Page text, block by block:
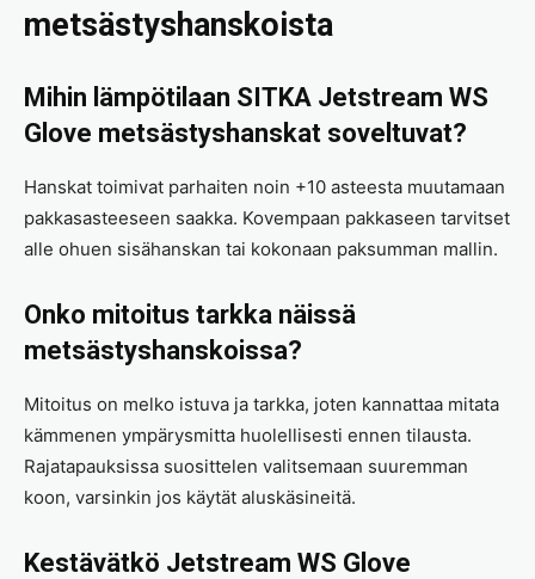
metsästyshanskoista
Mihin lämpötilaan SITKA Jetstream WS
Glove metsästyshanskat soveltuvat?
Hanskat toimivat parhaiten noin +10 asteesta muutamaan
pakkasasteeseen saakka. Kovempaan pakkaseen tarvitset
alle ohuen sisähanskan tai kokonaan paksumman mallin.
Onko mitoitus tarkka näissä
metsästyshanskoissa?
Mitoitus on melko istuva ja tarkka, joten kannattaa mitata
kämmenen ympärysmitta huolellisesti ennen tilausta.
Rajatapauksissa suosittelen valitsemaan suuremman
koon, varsinkin jos käytät aluskäsineitä.
Kestävätkö Jetstream WS Glove